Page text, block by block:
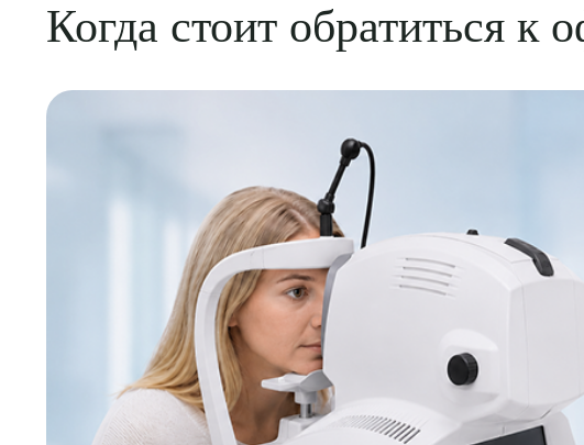
Когда стоит обратиться к